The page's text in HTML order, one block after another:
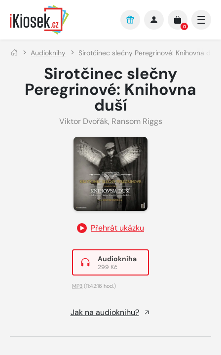
Přejít na hlavní obsah
0
Audioknihy Sirotčinec slečny Peregrinové: Knihovna duší
Sirotčinec slečny
Peregrinové: Knihovna
duší
Viktor Dvořák, Ransom Riggs
Přehrát ukázku
Audiokniha
299 Kč
MP3 (11:42:16 hod.)
Jak na audioknihu?